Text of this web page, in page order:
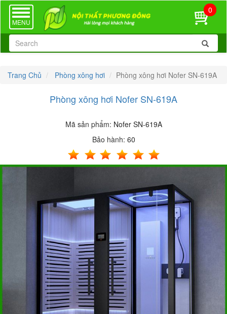
TOGGLE
NAVIGATION
MENU
0
Trang Chủ Phòng xông hơi Phòng xông hơi Nofer SN-619A
Phòng xông hơi Nofer SN-619A
Mã sản phẩm: Nofer SN-619A
Bảo hành: 60